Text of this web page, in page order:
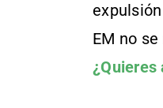
EM no
¿Quieres